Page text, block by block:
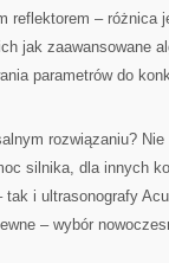
reflektorem – różnica
jak zaawansowane
parametrów do
rozwiązaniu?
silnika, dla innych
i ultrasonografy
– wybór